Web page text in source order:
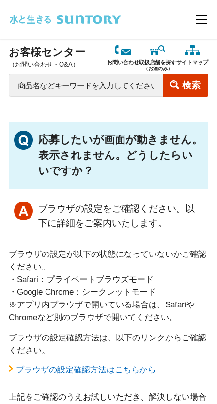
メ
お客様センター
（お問い合わせ・Q&A） お問い合わせ取扱店舗を探す
（お酒のみ）
サイトマップ
応募したいが画面が動きません。
表示されません。どうしたらい
いですか？
ブラウザの設定をご確認ください。以
下に詳細をご案内いたします。
ブラウザの設定が以下の状態になっていないかご確認
ください。
・Safari：プライベートブラウズモード
・Google Chrome：シークレットモード
※アプリ内ブラウザで開いている場合は、Safariや
Chromeなど別のブラウザで開いてください。
ブラウザの設定確認方法は、以下のリンクからご確認
ください。
ブラウザの設定確認方法はこちらから
上記をご確認のうえお試しいただき、解決しない場合